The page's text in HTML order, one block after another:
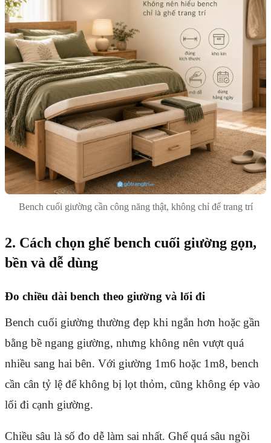
Bench cuối giường cần công năng thật, không chỉ để trang trí
2. Cách chọn ghế bench cuối giường gọn,
bền và dễ dùng
Đo chiều dài bench theo giường và lối đi
Bench cuối giường thường đẹp khi ngắn hơn hoặc gần
bằng bề ngang giường, nhưng không nên vượt quá
nhiều sang hai bên. Với giường 1m6 hoặc 1m8, bench
cần cân tỷ lệ để không bị lọt thỏm, cũng không ép vào
lối đi cạnh giường.
Chiều sâu là số đo dễ làm sai nhất. Ghế quá sâu ngồi